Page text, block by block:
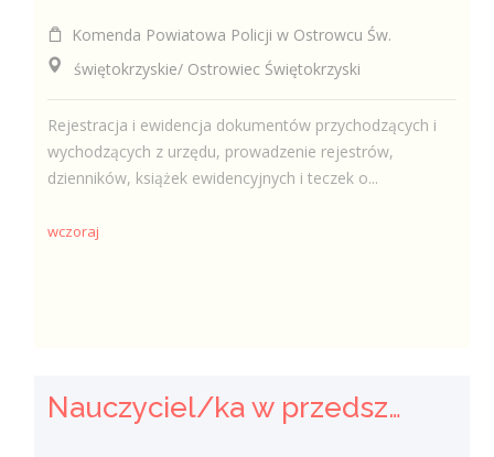
Komenda Powiatowa Policji w Ostrowcu Św.
świętokrzyskie/ Ostrowiec Świętokrzyski
Rejestracja i ewidencja dokumentów przychodzących i
wychodzących z urzędu, prowadzenie rejestrów,
dzienników, książek ewidencyjnych i teczek o...
wczoraj
Nauczyciel/ka w przedszkolu specjalnym